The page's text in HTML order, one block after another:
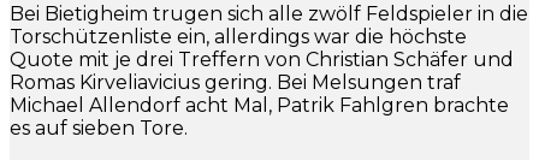
Bei Bietigheim trugen sich alle zwölf Feldspieler in die
Torschützenliste ein, allerdings war die höchste
Quote mit je drei Treffern von Christian Schäfer und
Romas Kirveliavicius gering. Bei Melsungen traf
Michael Allendorf acht Mal, Patrik Fahlgren brachte
es auf sieben Tore.